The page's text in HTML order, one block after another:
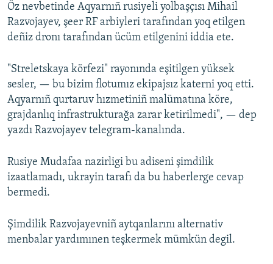
Öz nevbetinde Aqyarnıñ rusiyeli yolbaşçısı Mihail
Razvojayev, şeer RF arbiyleri tarafından yoq etilgen
deñiz dronı tarafından ücüm etilgenini iddia ete.
"Streletskaya körfezi" rayonında eşitilgen yüksek
sesler, — bu bizim flotumız ekipajsız katerni yoq etti.
Aqyarnıñ qurtaruv hızmetiniñ malümatına köre,
grajdanlıq infrastrukturağa zarar ketirilmedi", — dep
yazdı Razvojayev telegram-kanalında.
Rusiye Mudafaa nazirligi bu adiseni şimdilik
izaatlamadı, ukrayin tarafı da bu haberlerge cevap
bermedi.
Şimdilik Razvojayevniñ aytqanlarını alternativ
menbalar yardımınen teşkermek mümkün degil.